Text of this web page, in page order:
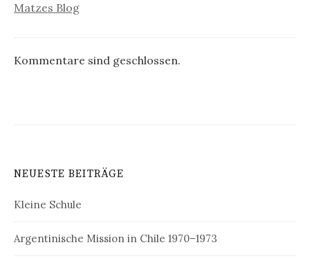
Matzes Blog
Kommentare sind geschlossen.
NEUESTE BEITRÄGE
Kleine Schule
Argentinische Mission in Chile 1970–1973